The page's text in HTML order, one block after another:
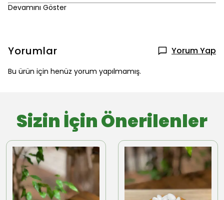
Devamını Göster
Yorumlar Yorum Yap
Bu ürün için henüz yorum yapılmamış.
Sizin İçin Önerilenler